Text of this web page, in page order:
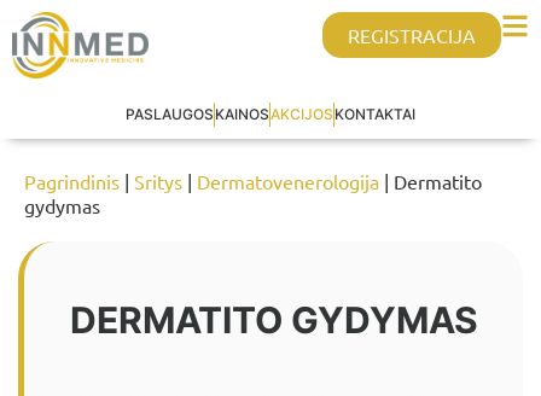
REGISTRACIJA
PASLAUGOS KAINOSAKCIJOS KONTAKTAI
Pagrindinis | Sritys | Dermatovenerologija | Dermatito
gydymas
DERMATITO GYDYMAS